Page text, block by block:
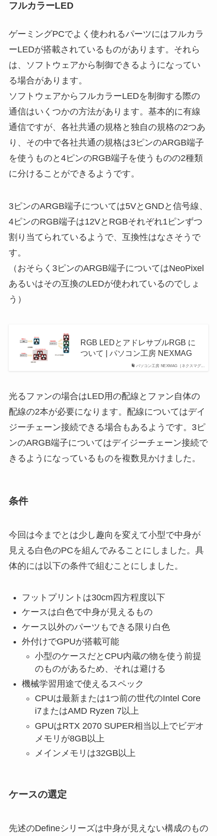
フルカラーLED
ゲーミングPCでよく使われるパーツにはフルカラ
ーLEDが搭載されているものがあります。それら
は、ソフトウェアから制御できるようになってい
る場合があります。
ソフトウェアからフルカラーLEDを制御する際の
通信はいくつかの方法があります。基本的に有線
通信ですが、各社共通の規格と独自の規格の2つあ
り、その中で各社共通の規格は3ピンのARGB端子
を使うものと4ピンのRGB端子を使うものの2種類
に分けることができるようです。
3ピンのARGB端子については5VとGNDと信号線、
4ピンのRGB端子は12VとRGBそれぞれ1ピンずつ
割り当てられているようで、互換性はなさそうで
す。
（おそらく3ピンのARGB端子についてはNeoPixel
あるいはその互換のLEDが使われているのでしょ
う）
パソコン工房 NEXMAG［ネクスマグ...
RGB LEDとアドレサブルRGB に
ついて | パソコン工房 NEXMAG
光るファンの場合はLED用の配線とファン自体の
配線の2本が必要になります。配線についてはデイ
ジーチェーン接続できる場合もあるようです。3ピ
ンのARGB端子についてはデイジーチェーン接続で
きるようになっているものを複数見かけました。
条件
今回は今までとは少し趣向を変えて小型で中身が
見える白色のPCを組んでみることにしました。具
体的には以下の条件で組むことにしました。
フットプリントは30cm四方程度以下
ケースは白色で中身が見えるもの
ケース以外のパーツもできる限り白色
外付けでGPUが搭載可能
小型のケースだとCPU内蔵の物を使う前提
のものがあるため、それは避ける
機械学習用途で使えるスペック
CPUは最新または1つ前の世代のIntel Core
i7またはAMD Ryzen 7以上
GPUはRTX 2070 SUPER相当以上でビデオ
メモリが8GB以上
メインメモリは32GB以上
ケースの選定
先述のDefineシリーズは中身が見えない構成のもの